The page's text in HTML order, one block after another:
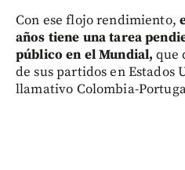
Con ese flojo rendimiento,
años tiene una tarea
público en el Mundial, que
de sus partidos en Estados
llamativo Colombia-